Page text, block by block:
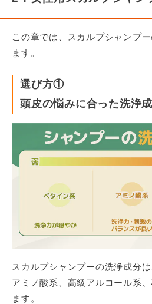
この章では、スカルプシャンプ
ます。
選び方①
頭皮の悩みに合った洗浄
スカルプシャンプーの洗浄成分
アミノ酸系、高級アルコール系
ます。